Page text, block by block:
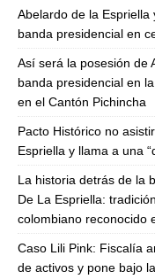
Abelardo de la
banda presidencial en
Así será la posesión de
banda presidencial en
en el Cantón Pichincha
Pacto Histórico no
Espriella y llama a una
La historia detrás de la
De La Espriella:
colombiano reconocido
Caso Lili Pink: Fiscalía
de activos y pone bajo